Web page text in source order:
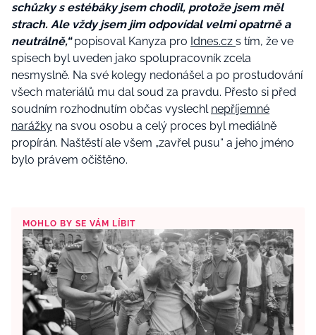
schůzky s estébáky jsem chodil, protože jsem měl
strach. Ale vždy jsem jim odpovídal velmi opatrně a
neutrálně,“popisoval Kanyza pro Idnes.cz s tím, že ve
spisech byl uveden jako spolupracovník zcela
nesmyslně. Na své kolegy nedonášel a po prostudování
všech materiálů mu dal soud za pravdu. Přesto si před
soudním rozhodnutím občas vyslechl nepříjemné
narážky na svou osobu a celý proces byl mediálně
propírán. Naštěstí ale všem „zavřel pusu“ a jeho jméno
bylo právem očištěno.
MOHLO BY SE VÁM LÍBIT